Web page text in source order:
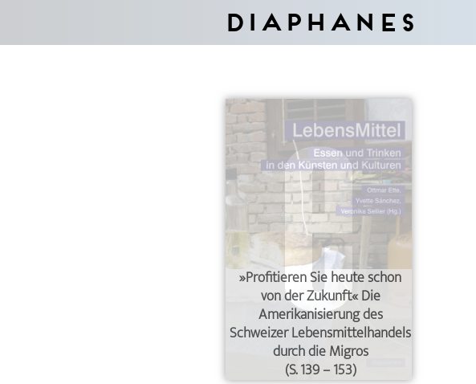
Diaphanes
»Profitieren Sie heute schon
von der Zukunft« Die
Amerikanisierung des
Schweizer Lebensmittelhandels
durch die Migros
(S. 139 – 153)